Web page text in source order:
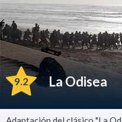
9.2 La Odisea